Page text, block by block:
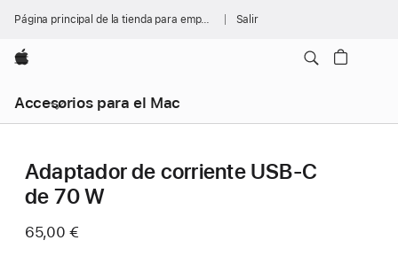
Página principal de la tienda para empresas Salir
Apple
Accesorios para el Mac
Adaptador de corriente USB‑C
de 70 W
65,00 €